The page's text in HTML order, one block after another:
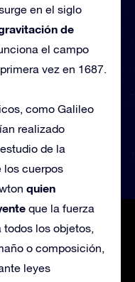
en el siglo
de
el campo
vez en 1687.
como Galileo
realizado
de la
los cuerpos
quien
que la fuerza
los objetos,
o composición,
leyes